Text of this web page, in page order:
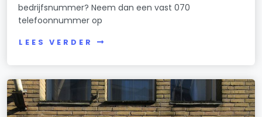
bedrijfsnummer? Neem dan een vast 070
telefoonnummer op
LEES VERDER